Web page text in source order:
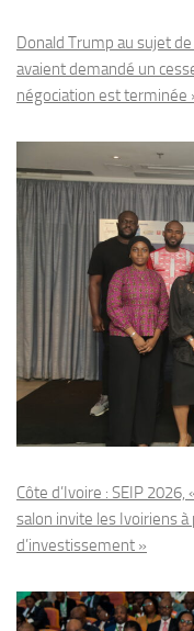
Donald Trump au sujet
avaient demandé un
négociation est terminée
Côte d’Ivoire : SEIP
salon invite les Ivoiriens à
d’investissement »